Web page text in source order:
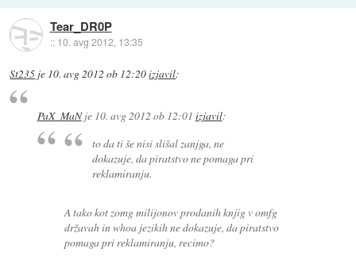
Tear_DR0P
:: 10. avg 2012, 13:35
St235 je 10. avg 2012 ob 12:20izjavil:
PaX_MaNje 10. avg 2012 ob 12:01 izjavil:
to da ti še nisi slišal zanjga, ne
dokazuje, da piratstvo ne pomaga pri
reklamiranju.
A tako kot zomg milijonov prodanih knjig v omfg
državah in whoa jezikih ne dokazuje, da piratstvo
pomaga pri reklamiranju, recimo?